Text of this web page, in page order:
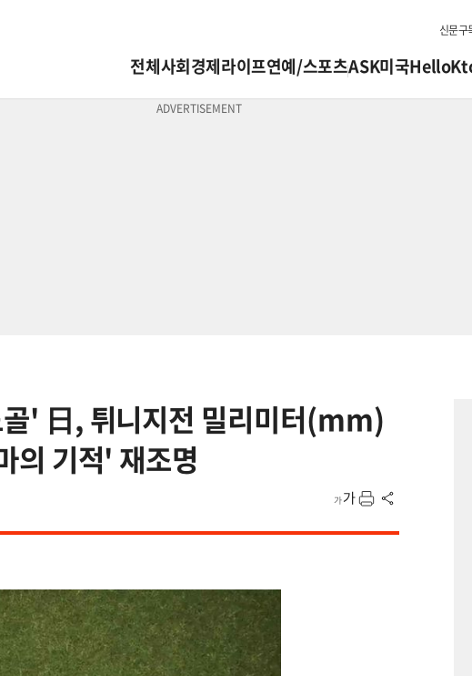
신문구
전체사회경제라이프연예/스포츠ASK미국
' 日, 튀니지전 밀리미터(mm)
의 기적' 재조명